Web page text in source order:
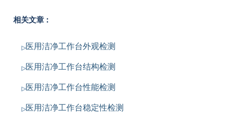
相关文章：
医用洁净工作台外观检测
医用洁净工作台结构检测
医用洁净工作台性能检测
医用洁净工作台稳定性检测